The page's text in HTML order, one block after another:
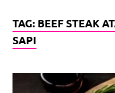
TAG: BEEF STEAK
SAPI